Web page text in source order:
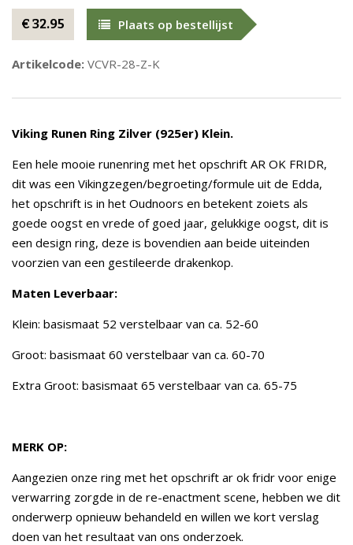
€ 32.95 Plaats op bestellijst
Artikelcode: VCVR-28-Z-K
Viking Runen Ring Zilver (925er) Klein.
Een hele mooie runenring met het opschrift AR OK FRIDR,
dit was een Vikingzegen/begroeting/formule uit de Edda,
het opschrift is in het Oudnoors en betekent zoiets als
goede oogst en vrede of goed jaar, gelukkige oogst, dit is
een design ring, deze is bovendien aan beide uiteinden
voorzien van een gestileerde drakenkop.
Maten Leverbaar:
Klein: basismaat 52 verstelbaar van ca. 52-60
Groot: basismaat 60 verstelbaar van ca. 60-70
Extra Groot: basismaat 65 verstelbaar van ca. 65-75
MERK OP:
Aangezien onze ring met het opschrift ar ok fridr voor enige
verwarring zorgde in de re-enactment scene, hebben we dit
onderwerp opnieuw behandeld en willen we kort verslag
doen van het resultaat van ons onderzoek.